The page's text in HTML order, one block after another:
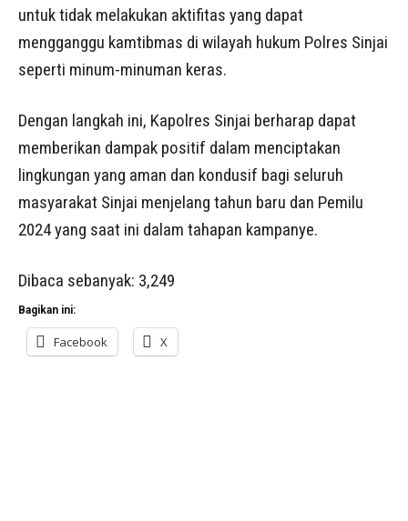
untuk tidak melakukan aktifitas yang dapat
mengganggu kamtibmas di wilayah hukum Polres Sinjai
seperti minum-minuman keras.
Dengan langkah ini, Kapolres Sinjai berharap dapat
memberikan dampak positif dalam menciptakan
lingkungan yang aman dan kondusif bagi seluruh
masyarakat Sinjai menjelang tahun baru dan Pemilu
2024 yang saat ini dalam tahapan kampanye.
Dibaca sebanyak: 3,249
Bagikan ini:
Facebook X